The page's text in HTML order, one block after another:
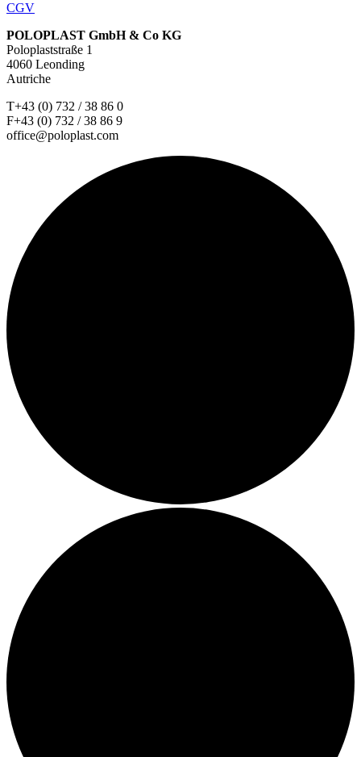
CGV
POLOPLAST GmbH & Co KG
Poloplaststraße 1
4060 Leonding
Autriche
T+43 (0) 732 / 38 86 0
F+43 (0) 732 / 38 86 9
office@poloplast.com